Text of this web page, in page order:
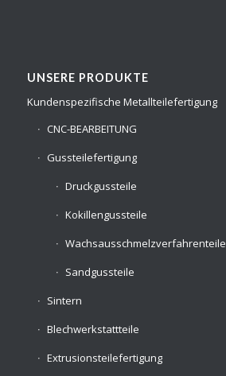
UNSERE PRODUKTE
Kundenspezifische Metallteilefertigung
CNC-BEARBEITUNG
Gussteilefertigung
Druckgussteile
Kokillengussteile
Wachsausschmelzverfahrenteile
Sandgussteile
Sintern
Blechwerkstattteile
Extrusionsteilefertigung